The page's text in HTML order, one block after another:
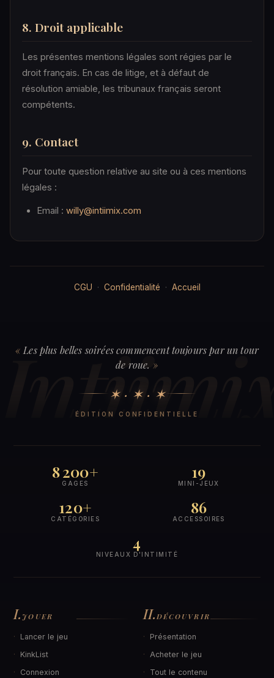
8. Droit applicable
Les présentes mentions légales sont régies par le
droit français. En cas de litige, et à défaut de
résolution amiable, les tribunaux français seront
compétents.
9. Contact
Pour toute question relative au site ou à ces mentions
légales :
Email :willy@intiimix.com
CGU · Confidentialité · Accueil
Les plus belles soirées commencent toujours par un tour
de roue.
✶ · ✶ · ✶
ÉDITION CONFIDENTIELLE
8 200+
GAGES
19
MINI-JEUX
120+
CATÉGORIES
86
ACCESSOIRES
4
NIVEAUX D'INTIMITÉ
I. JOUER
Lancer le jeu
KinkList
Connexion
II. DÉCOUVRIR
Présentation
Acheter le jeu
Tout le contenu